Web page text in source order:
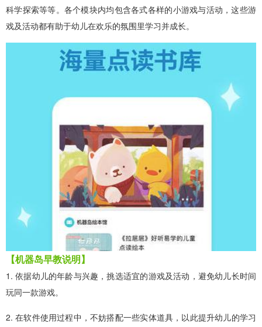
科学探索等等。各个模块内均包含各式各样的小游戏与活动，这些游
戏及活动都有助于幼儿在欢乐的氛围里学习并成长。
【机器岛早教说明】
1. 依据幼儿的年龄与兴趣，挑选适宜的游戏及活动，避免幼儿长时间
玩同一款游戏。
2. 在软件使用过程中，不妨搭配一些实体道具，以此提升幼儿的学习